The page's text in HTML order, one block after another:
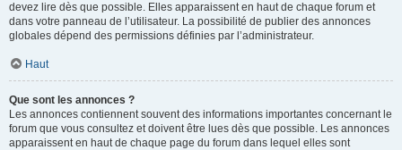
devez lire dès que possible. Elles apparaissent en haut de chaque forum et
dans votre panneau de l’utilisateur. La possibilité de publier des annonces
globales dépend des permissions définies par l’administrateur.
Haut
Que sont les annonces ?
Les annonces contiennent souvent des informations importantes concernant le
forum que vous consultez et doivent être lues dès que possible. Les annonces
apparaissent en haut de chaque page du forum dans lequel elles sont